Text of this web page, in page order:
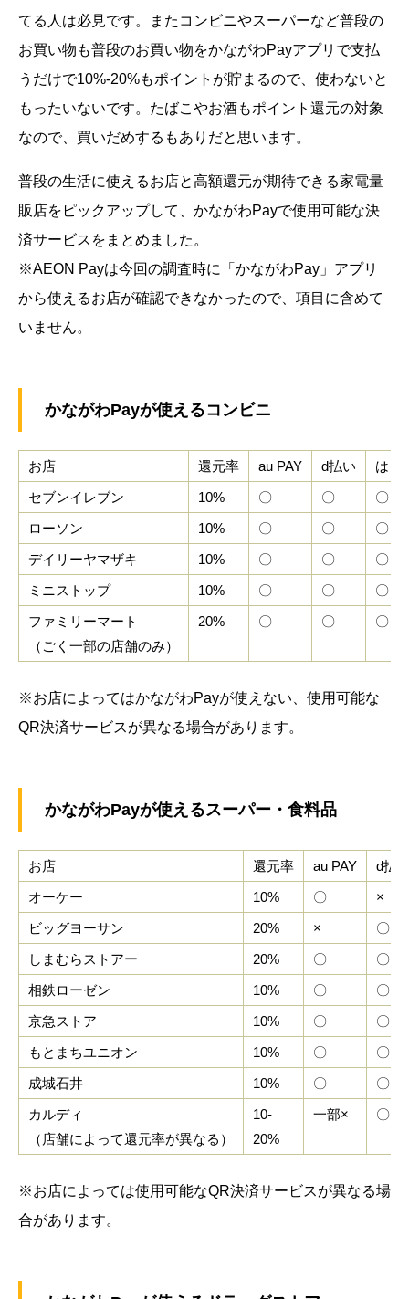
てる人は必見です。またコンビニやスーパーなど普段の
お買い物も普段のお買い物をかながわPayアプリで支払
うだけで10%-20%もポイントが貯まるので、使わないと
もったいないです。たばこやお酒もポイント還元の対象
なので、買いだめするもありだと思います。
普段の生活に使えるお店と高額還元が期待できる家電量
販店をピックアップして、かながわPayで使用可能な決
済サービスをまとめました。
※AEON Payは今回の調査時に「かながわPay」アプリ
から使えるお店が確認できなかったので、項目に含めて
いません。
かながわPayが使えるコンビニ
お店 還元率 au PAY d払い
はま
セブンイレブン
10% 〇 〇
〇
ローソン
10% 〇 〇
〇
デイリーヤマザキ
10% 〇 〇
〇
ミニストップ
10% 〇 〇
〇
ファミリーマート
（ごく一部の店舗のみ）
20% 〇 〇 〇
※お店によってはかながわPayが使えない、使用可能な
QR決済サービスが異なる場合があります。
かながわPayが使えるスーパー・食料品
お店 還元率 au PAY
d払
オーケー
10% 〇
×
ビッグヨーサン
20% ×
〇
しまむらストアー
20% 〇
〇
相鉄ローゼン
10% 〇
〇
京急ストア
10% 〇
〇
もとまちユニオン
10% 〇
〇
成城石井
10% 〇
〇
カルディ
（店舗によって還元率が異なる）
10-
20%
一部× 〇
※お店によっては使用可能なQR決済サービスが異なる場
合があります。